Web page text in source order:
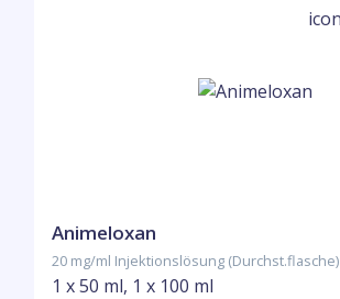
Animeloxan
20 mg/ml Injektionslösung (Durchst.flasche)
1 x 50 ml, 1 x 100 ml